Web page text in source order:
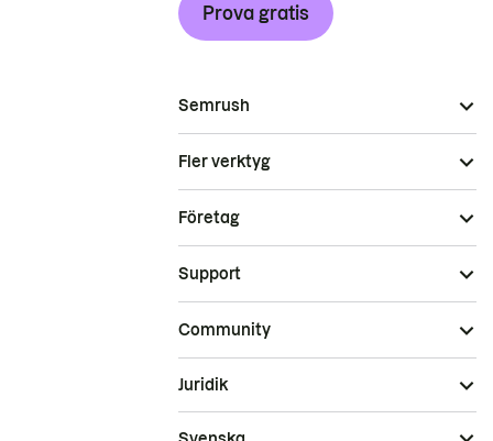
Prova gratis
Semrush
Fler verktyg
Företag
Support
Community
Juridik